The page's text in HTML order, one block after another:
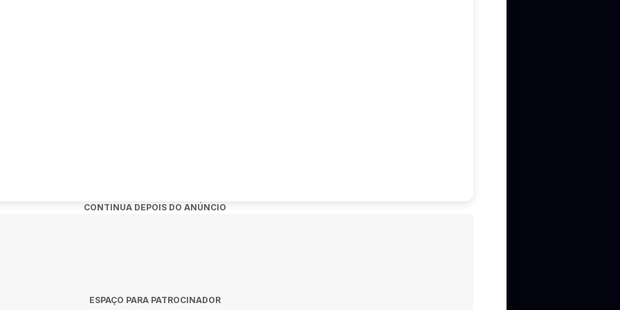
CONTINUA DEPOIS DO ANÚNCIO
ESPAÇO PARA PATROCINADOR